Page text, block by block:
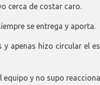
cerca de costar caro.
se entrega y aporta.
apenas hizo circular el
equipo y no supo